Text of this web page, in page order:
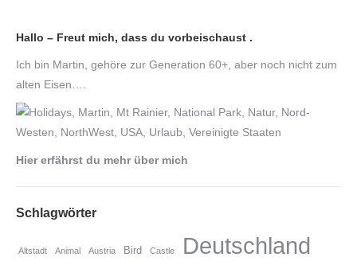
Hallo – Freut mich, dass du vorbeischaust .
Ich bin Martin, gehöre zur Generation 60+, aber noch nicht zum
alten Eisen….
Hier erfährst du mehr über mich
Schlagwörter
Altstadt Animal Austria Bird Castle Deutschland